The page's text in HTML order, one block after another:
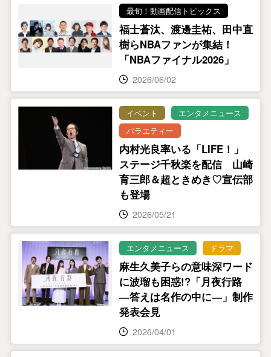
最旬！動画配信トピックス
福士蒼汰、渡邊圭祐、田中直
樹らNBAファンが集結！
「NBAファイナル2026」
2026/06/02
イベント
エンタメニュース
バラエティー
内村光良率いる「LIFE！」
ステージ千秋楽を配信 山崎
育三郎＆超ときめき♡宣伝部
も登場
2026/05/21
エンタメニュース ドラマ
麻生久美子らの意味深ワード
に波瑠も困惑!?「月夜行路
―答えは名作の中に―」制作
発表会見
2026/04/01